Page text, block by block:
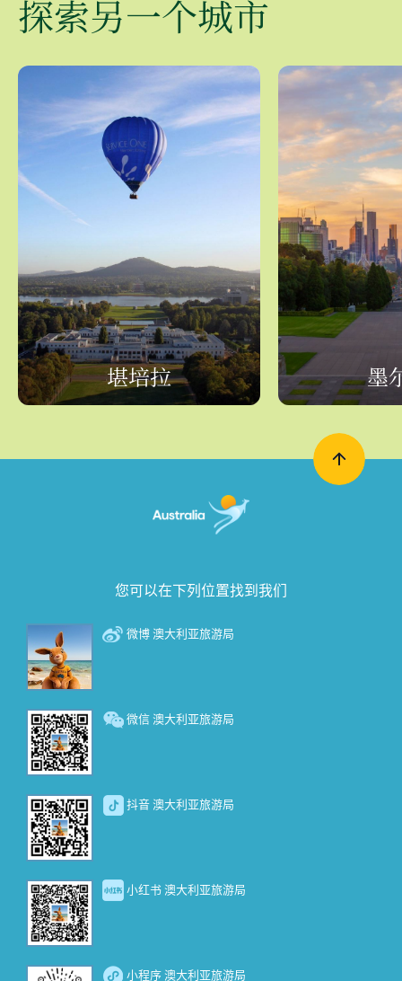
探索另一个城市
堪培拉 墨
您可以在下列位置找到我们
微博 澳大利亚旅游局
微信 澳大利亚旅游局
抖音 澳大利亚旅游局
小红书 澳大利亚旅游局
小程序 澳大利亚旅游局